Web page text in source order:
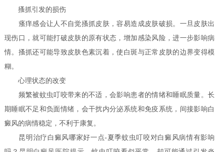
搔抓引发的损伤
瘙痒感会让人不自觉搔抓皮肤，容易造成皮肤破损。一旦皮肤出
现伤口，就可能打破皮肤的原有状态，增加感染风险，进一步影响病
情。搔抓还可能导致皮肤色素沉着，使白斑与正常皮肤的边界变得模
糊。
心理状态的改变
频繁被蚊虫叮咬带来的不适，会影响患者的情绪和睡眠质量。长
期睡眠不足和负面情绪，会干扰内分泌系统和免疫系统，间接影响白
癜风的病情稳定，不利于康复。
昆明治疗白癜风哪家好一点-夏季蚊虫叮咬对白癜风病情有影响